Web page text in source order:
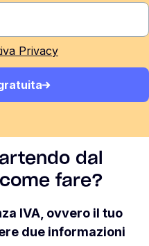
Privacy
dal
fare?
IVA, ovvero il tuo
due informazioni